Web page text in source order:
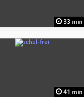
33 min
41 min